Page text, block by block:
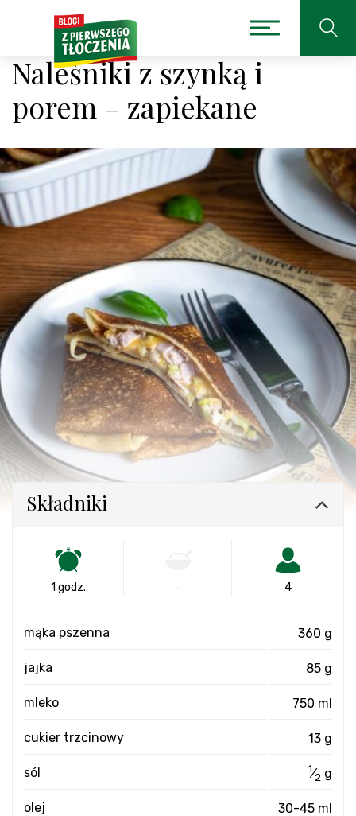
Naleśniki z szynką i
porem – zapiekane
Składniki
1 godz. 4
mąka pszenna 360 g
jajka 85 g
mleko 750 ml
cukier trzcinowy 13 g
sól 1⁄2 g
olej 30-45 ml